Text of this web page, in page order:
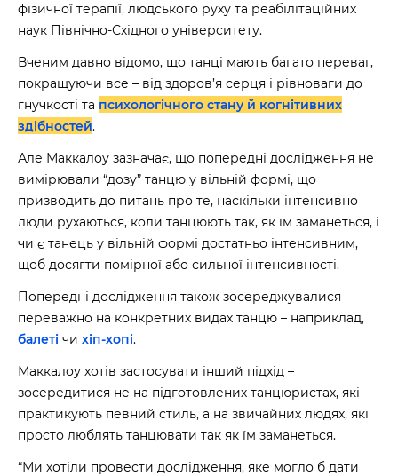
фізичної терапії, людського руху та реабілітаційних
наук Північно-Східного університету.
Вченим давно відомо, що танці мають багато переваг,
покращуючи все – від здоров’я серця і рівноваги до
гнучкості та психологічного стану й когнітивних
здібностей.
Але Маккалоу зазначає, що попередні дослідження не
вимірювали “дозу” танцю у вільній формі, що
призводить до питань про те, наскільки інтенсивно
люди рухаються, коли танцюють так, як їм заманеться, і
чи є танець у вільній формі достатньо інтенсивним,
щоб досягти помірної або сильної інтенсивності.
Попередні дослідження також зосереджувалися
переважно на конкретних видах танцю – наприклад,
балеті чи хіп-хопі.
Маккалоу хотів застосувати інший підхід –
зосередитися не на підготовлених танцюристах, які
практикують певний стиль, а на звичайних людях, які
просто люблять танцювати так як їм заманеться.
“Ми хотіли провести дослідження, яке могло б дати